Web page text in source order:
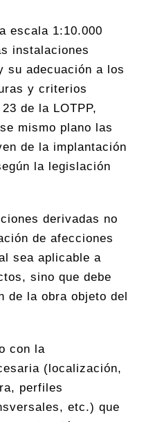
escala 1:10.000
instalaciones
su adecuación a los
y criterios
de la LOTPP,
mismo plano las
de la implantación
la legislación
derivadas no
de afecciones
sea aplicable a
sino que debe
de la obra objeto del
con la
(localización,
perfiles
etc.) que